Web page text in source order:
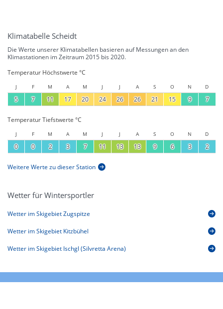
Klimatabelle Scheidt
Die Werte unserer Klimatabellen basieren auf Messungen an den
Klimastationen im Zeitraum 2015 bis 2020.
Temperatur Höchstwerte °C
J F M A M J J A S O N D
5 7 11 17 20 24 26 26 21 15 9 7
Temperatur Tiefstwerte °C
J F M A M J J A S O N D
0 0 2 3 7 11 13 13 9 6 3 2
Weitere Werte zu dieser Station
Wetter für Wintersportler
Wetter im Skigebiet Zugspitze
Wetter im Skigebiet Kitzbühel
Wetter im Skigebiet Ischgl (Silvretta Arena)